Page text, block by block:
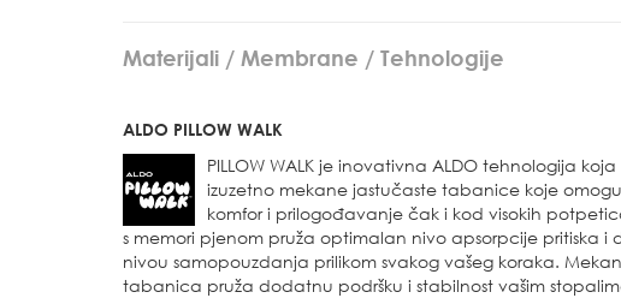
Materijali / Membrane / Tehnologije
ALDO PILLOW WALK
PILLOW WALK je inovativna ALDO tehnologija
izuzetno mekane jastučaste tabanice koje
komfor i prilogođavanje čak i kod visokih
s memori pjenom pruža optimalan nivo apsorpcije pritiska i
nivou samopouzdanja prilikom svakog vašeg koraka.
tabanica pruža dodatnu podršku i stabilnost vašim